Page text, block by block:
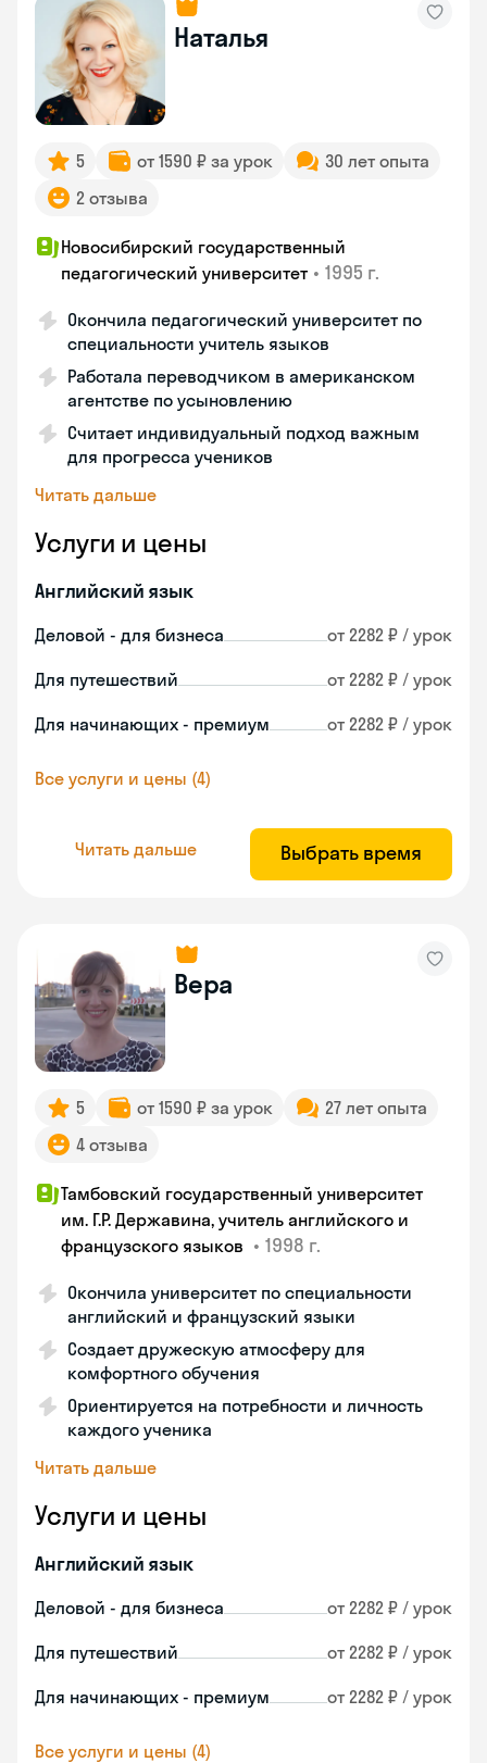
Наталья
5 от 1590 ₽ за урок
30 лет опыта
2 отзыва
Новосибирский государственный
педагогический университет • 1995 г.
Окончила педагогический университет по
специальности учитель языков
Работала переводчиком в американском
агентстве по усыновлению
Считает индивидуальный подход важным
для прогресса учеников
Читать дальше
Услуги и цены
Английский язык
Деловой - для бизнеса от 2282 ₽ / урок
Для путешествий от 2282 ₽ / урок
Для начинающих - премиум от 2282 ₽ / урок
Все услуги и цены (4)
Читать дальше Выбрать время
Вера
5 от 1590 ₽ за урок
27 лет опыта
4 отзыва
Тамбовский государственный университет
им. Г.Р. Державина, учитель английского и
французского языков • 1998 г.
Окончила университет по специальности
английский и французский языки
Создает дружескую атмосферу для
комфортного обучения
Ориентируется на потребности и личность
каждого ученика
Читать дальше
Услуги и цены
Английский язык
Деловой - для бизнеса от 2282 ₽ / урок
Для путешествий от 2282 ₽ / урок
Для начинающих - премиум от 2282 ₽ / урок
Все услуги и цены (4)